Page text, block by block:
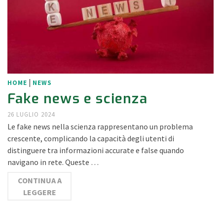
HOME | NEWS
Fake news e scienza
26 LUGLIO 2024
Le fake news nella scienza rappresentano un problema
crescente, complicando la capacità degli utenti di
distinguere tra informazioni accurate e false quando
navigano in rete. Queste …
CONTINUA A
LEGGERE